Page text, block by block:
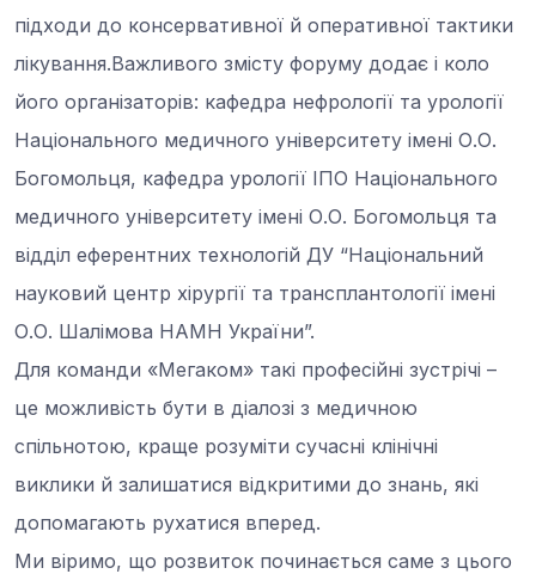
підходи до консервативної й оперативної тактики
лікування.Важливого змісту форуму додає і коло
його організаторів: кафедра нефрології та урології
Національного медичного університету імені О.О.
Богомольця, кафедра урології ІПО Національного
медичного університету імені О.О. Богомольця та
відділ еферентних технологій ДУ “Національний
науковий центр хірургії та трансплантології імені
О.О. Шалімова НАМН України”.
Для команди «Мегаком» такі професійні зустрічі –
це можливість бути в діалозі з медичною
спільнотою, краще розуміти сучасні клінічні
виклики й залишатися відкритими до знань, які
допомагають рухатися вперед.
Ми віримо, що розвиток починається саме з цього